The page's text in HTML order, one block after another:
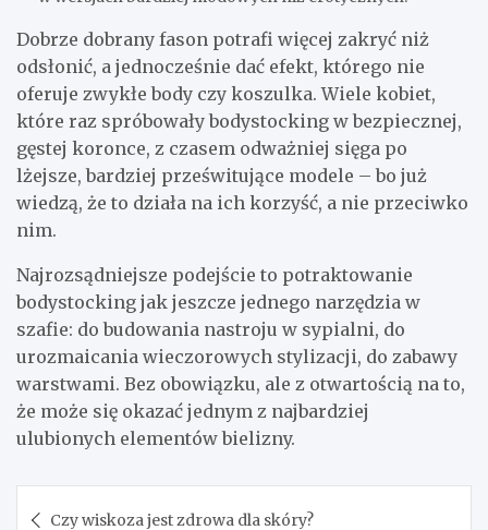
Dobrze dobrany fason potrafi więcej zakryć niż
odsłonić, a jednocześnie dać efekt, którego nie
oferuje zwykłe body czy koszulka. Wiele kobiet,
które raz spróbowały bodystocking w bezpiecznej,
gęstej koronce, z czasem odważniej sięga po
lżejsze, bardziej prześwitujące modele – bo już
wiedzą, że to działa na ich korzyść, a nie przeciwko
nim.
Najrozsądniejsze podejście to potraktowanie
bodystocking jak jeszcze jednego narzędzia w
szafie: do budowania nastroju w sypialni, do
urozmaicania wieczorowych stylizacji, do zabawy
warstwami. Bez obowiązku, ale z otwartością na to,
że może się okazać jednym z najbardziej
ulubionych elementów bielizny.
Czy wiskoza jest zdrowa dla skóry?